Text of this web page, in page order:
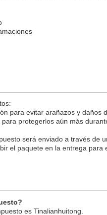
para evitar arañazos y daños
protegerlos aún más
será enviado a través de
el paquete en la entrega para
es Tinalianhuitong.